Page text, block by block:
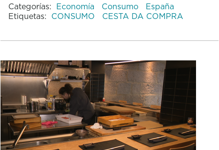
Categorías: Economía Consumo
España
Etiquetas: CONSUMO CESTA DA COMPRA